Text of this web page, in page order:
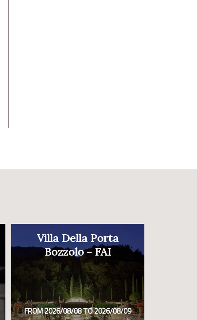
Villa Della Porta
Bozzolo - FAI
FROM 2026/08/08 TO 2026/08/09